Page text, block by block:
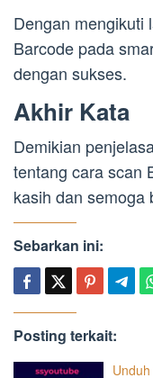
Dengan mengikuti
Barcode pada
dengan sukses.
Akhir Kata
Demikian
tentang cara scan
kasih dan semoga
Sebarkan ini:
Posting terkait: